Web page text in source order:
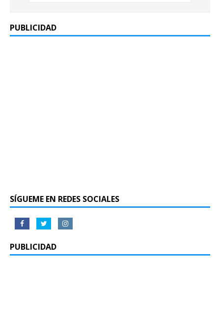
PUBLICIDAD
SÍGUEME EN REDES SOCIALES
PUBLICIDAD